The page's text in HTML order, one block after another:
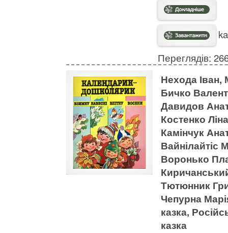
Переглядів:
Нехода Іван,
Бичко
Давидов
Костенко
Камінчук
Вайнілайтіс
Воронько
Тютюнник
Чепурна
казка,
казка